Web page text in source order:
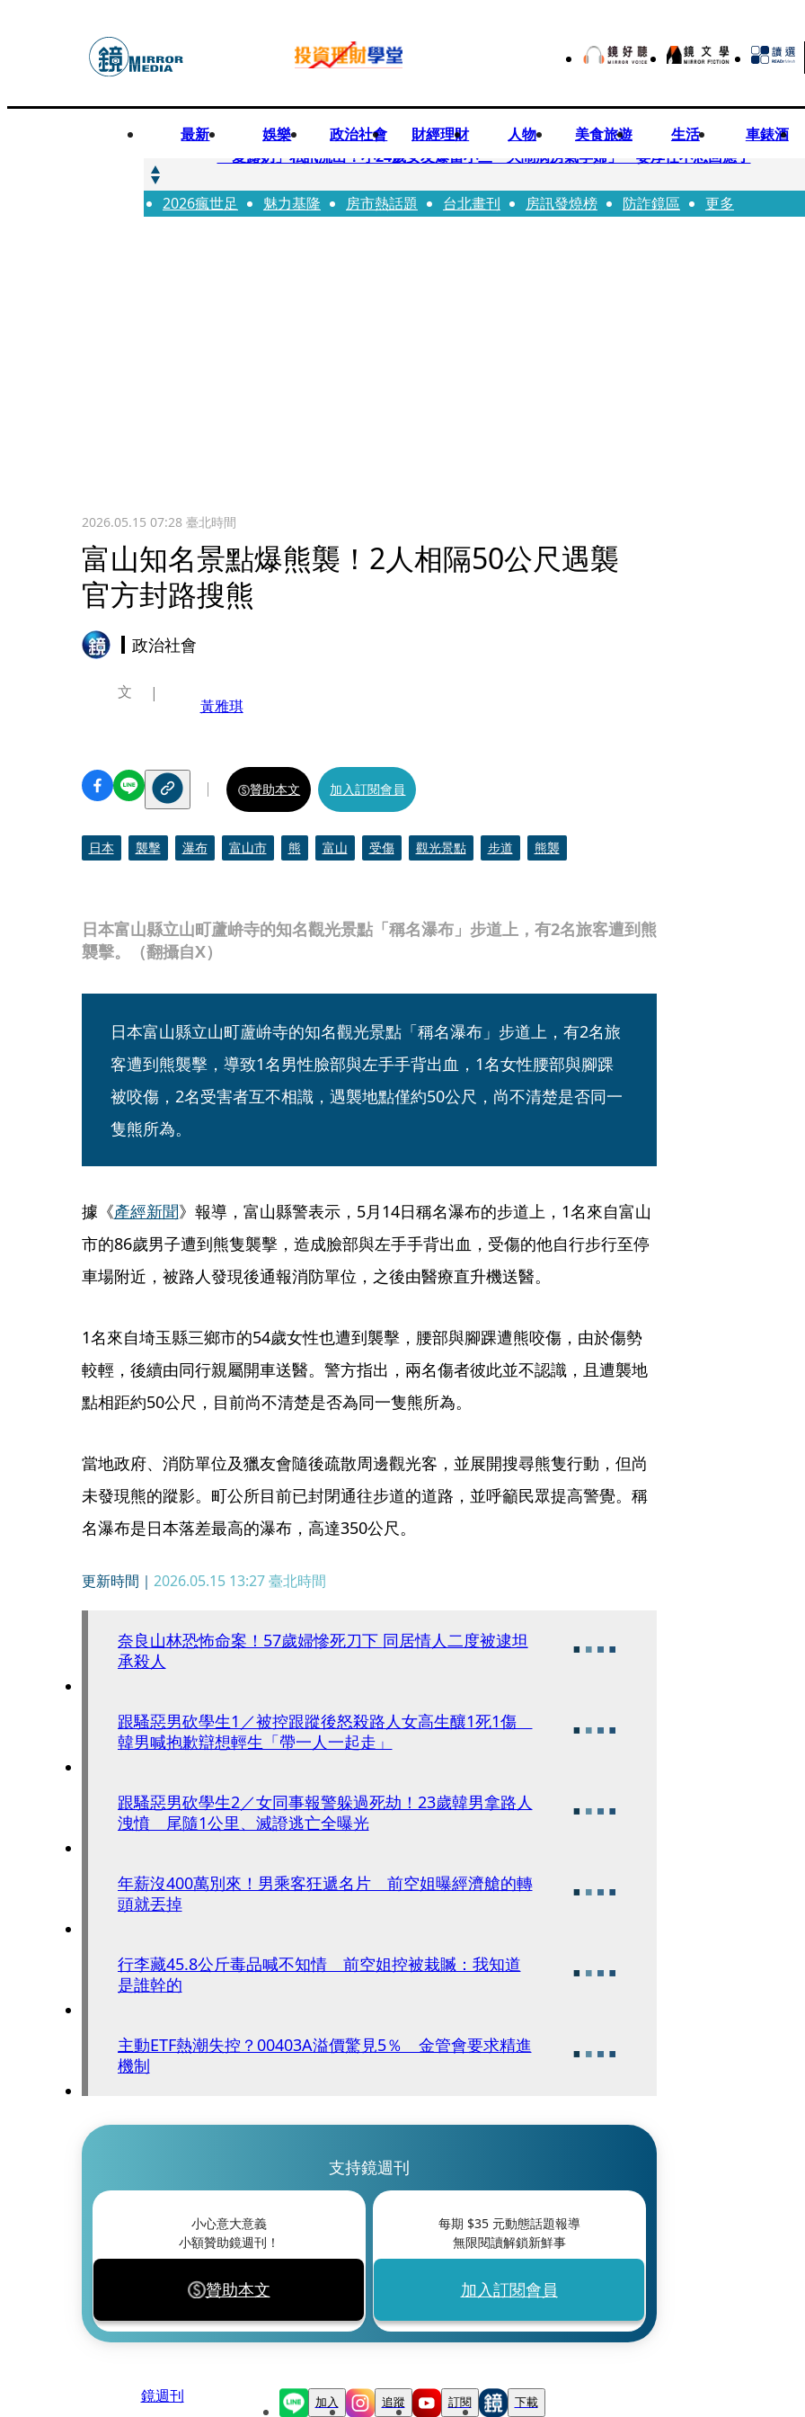
最新 娛樂 政治社會 財經理財 人物 美食旅遊 生活 車錶酒
快訊
「愛露奶」私訊流出！小24歲女友爆當小三「大鬧病房氣孕婦」 姜厚任不忍回應了
快訊
台玻夫人稱長子抑鬱輕生 兒媳譚以欣：若愛只在完全順從才給予，就不是無條件的愛
2026瘋世足 魅力基隆 房市熱話題 台北畫刊 房訊發燒榜 防詐鏡區 更多
2026.05.15 07:28臺北時間
富山知名景點爆熊襲！2人相隔50公尺遇襲
官方封路搜熊
政治社會
日本富山縣立山町蘆峅寺的知名觀光景點「稱名瀑布」步道上，有2名旅客遭到熊
襲擊。（翻攝自X）
文
黃雅琪
贊助本文 加入訂閱會員
日本 襲擊 瀑布 富山市 熊 富山 受傷 觀光景點 步道 熊襲
日本富山縣立山町蘆峅寺的知名觀光景點「稱名瀑布」步道上，有2名旅
客遭到熊襲擊，導致1名男性臉部與左手手背出血，1名女性腰部與腳踝
被咬傷，2名受害者互不相識，遇襲地點僅約50公尺，尚不清楚是否同一
隻熊所為。
據《產經新聞》報導，富山縣警表示，5月14日稱名瀑布的步道上，1名來自富山
市的86歲男子遭到熊隻襲擊，造成臉部與左手手背出血，受傷的他自行步行至停
車場附近，被路人發現後通報消防單位，之後由醫療直升機送醫。
1名來自埼玉縣三鄉市的54歲女性也遭到襲擊，腰部與腳踝遭熊咬傷，由於傷勢
較輕，後續由同行親屬開車送醫。警方指出，兩名傷者彼此並不認識，且遭襲地
點相距約50公尺，目前尚不清楚是否為同一隻熊所為。
當地政府、消防單位及獵友會隨後疏散周邊觀光客，並展開搜尋熊隻行動，但尚
未發現熊的蹤影。町公所目前已封閉通往步道的道路，並呼籲民眾提高警覺。稱
名瀑布是日本落差最高的瀑布，高達350公尺。
更新時間｜ 2026.05.15 13:27臺北時間
奈良山林恐怖命案！57歲婦慘死刀下 同居情人二度被逮坦
承殺人
跟騷惡男砍學生1／被控跟蹤後怒殺路人女高生釀1死1傷
韓男喊抱歉辯想輕生「帶一人一起走」
跟騷惡男砍學生2／女同事報警躲過死劫！23歲韓男拿路人
洩憤 尾隨1公里、滅證逃亡全曝光
年薪沒400萬別來！男乘客狂遞名片 前空姐曝經濟艙的轉
頭就丟掉
行李藏45.8公斤毒品喊不知情 前空姐控被栽贓：我知道
是誰幹的
主動ETF熱潮失控？00403A溢價驚見5％ 金管會要求精進
機制
支持鏡週刊
小心意大意義
小額贊助鏡週刊！
贊助本文
每期 $35元動態話題報導
無限閱讀解鎖新鮮事
加入訂閱會員
鏡週刊 加入 追蹤 訂閱 下載